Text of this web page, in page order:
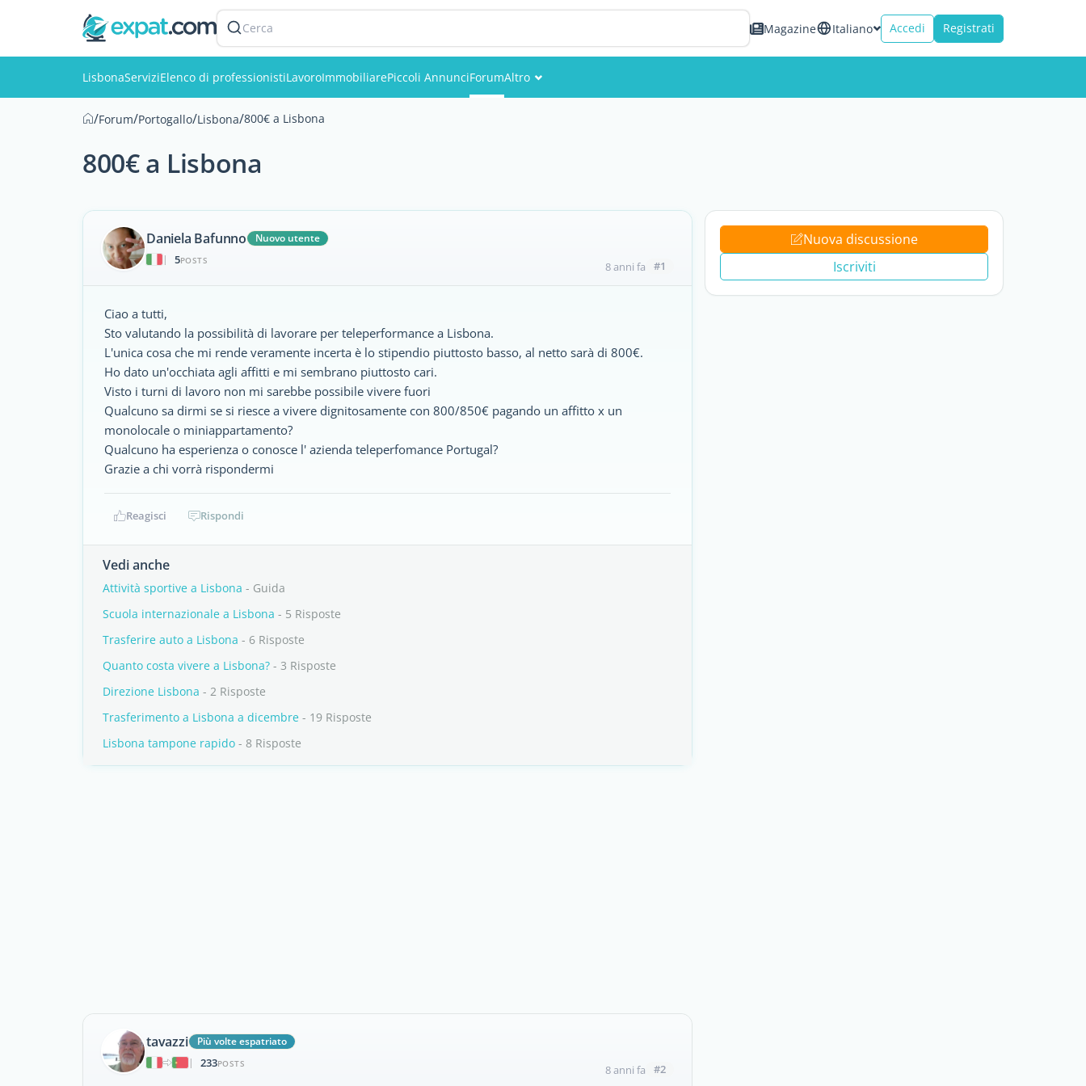
Cerca Magazine Italiano Accedi Registrati
LisbonaServiziElenco di professionistiLavoroImmobiliarePiccoli AnnunciForumAltro
/Forum/Portogallo/Lisbona/800€ a Lisbona
800€ a Lisbona
Daniela Bafunno
Nuovo utente
|
5POSTS 8 anni fa #1
Ciao a tutti,
Sto valutando la possibilità di lavorare per teleperformance a Lisbona.
L'unica cosa che mi rende veramente incerta è lo stipendio piuttosto basso, al netto sarà di 800€.
Ho dato un'occhiata agli affitti e mi sembrano piuttosto cari.
Visto i turni di lavoro non mi sarebbe possibile vivere fuori
Qualcuno sa dirmi se si riesce a vivere dignitosamente con 800/850€ pagando un affitto x un
monolocale o miniappartamento?
Qualcuno ha esperienza o conosce l' azienda teleperfomance Portugal?
Grazie a chi vorrà rispondermi
Reagisci Rispondi
Vedi anche
Attività sportive a Lisbona - Guida
Scuola internazionale a Lisbona - 5 Risposte
Trasferire auto a Lisbona - 6 Risposte
Quanto costa vivere a Lisbona? - 3 Risposte
Direzione Lisbona - 2 Risposte
Trasferimento a Lisbona a dicembre - 19 Risposte
Lisbona tampone rapido - 8 Risposte
tavazzi
Più volte espatriato
|
233POSTS 8 anni fa #2
Nuova discussione
Iscriviti